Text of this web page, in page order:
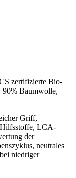
zertifizierte Bio-
90% Baumwolle,
Griff,
Hilfsstoffe, LCA-
der
neutrales
niedriger